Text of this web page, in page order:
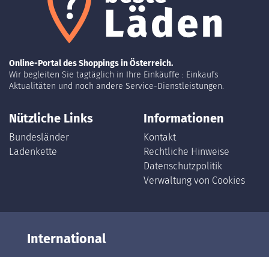
Online-Portal des Shoppings in Österreich.
Wir begleiten Sie tagtäglich in Ihre Einkäuffe : Einkaufs
Aktualitäten und noch andere Service-Dienstleistungen.
Nützliche Links
Bundesländer
Ladenkette
Informationen
Kontakt
Rechtliche Hinweise
Datenschutzpolitik
Verwaltung von Cookies
International